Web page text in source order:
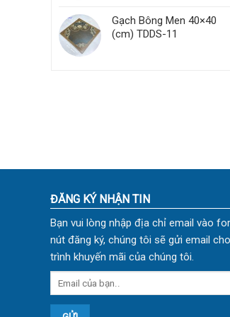
Gạch Bông Men 40×40
(cm) TDDS-11
ĐĂNG KÝ NHẬN TIN
Bạn vui lòng nhập địa chỉ email vào
nút đăng ký, chúng tôi sẽ gửi email
trình khuyến mãi của chúng tôi.